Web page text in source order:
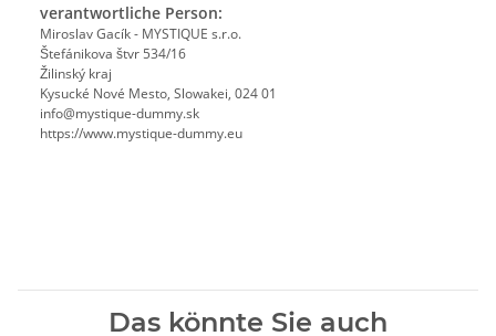
verantwortliche Person:
Miroslav Gacík - MYSTIQUE s.r.o.
Štefánikova štvr 534/16
Žilinský kraj
Kysucké Nové Mesto, Slowakei, 024 01
info@mystique-dummy.sk
https://www.mystique-dummy.eu
Das könnte Sie auch